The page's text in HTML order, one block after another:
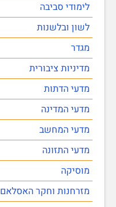
לימודי סביבה
לשון ובלשנות
מגדר
מדיניות ציבורית
מדעי הדתות
מדעי המדינה
מדעי המחשב
מדעי התזונה
מוסיקה
מזרחנות וחקר האסלאם